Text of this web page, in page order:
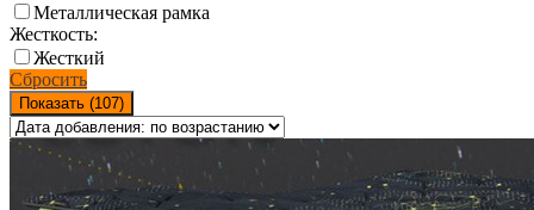
Металлическая рамка
Жесткость:
Жесткий
Сбросить
Показать (107)